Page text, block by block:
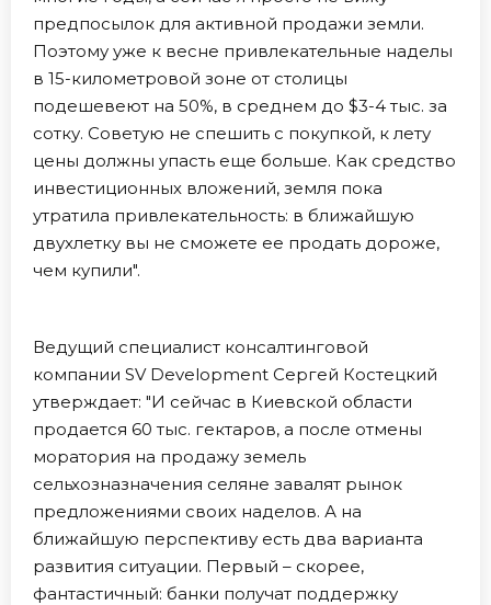
предпосылок для активной продажи земли.
Поэтому уже к весне привлекательные наделы
в 15-километровой зоне от столицы
подешевеют на 50%, в среднем до $3-4 тыс. за
сотку. Советую не спешить с покупкой, к лету
цены должны упасть еще больше. Как средство
инвестиционных вложений, земля пока
утратила привлекательность: в ближайшую
двухлетку вы не сможете ее продать дороже,
чем купили".
Ведущий специалист консалтинговой
компании SV Development Сергей Костецкий
утверждает: "И сейчас в Киевской области
продается 60 тыс. гектаров, а после отмены
моратория на продажу земель
сельхозназначения селяне завалят рынок
предложениями своих наделов. А на
ближайшую перспективу есть два варианта
развития ситуации. Первый – скорее,
фантастичный: банки получат поддержку